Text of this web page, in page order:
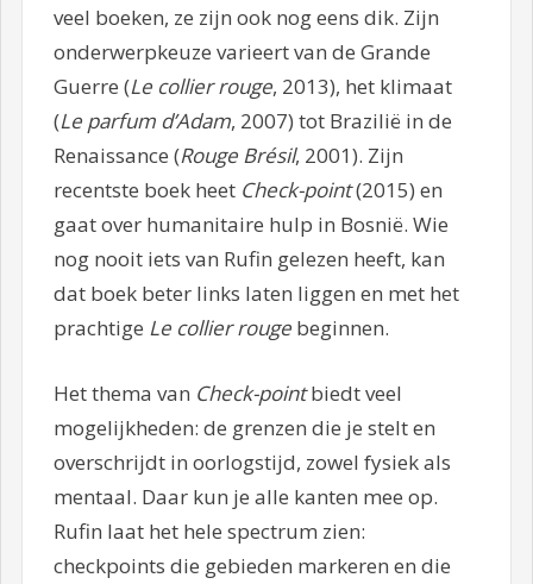
veel boeken, ze zijn ook nog eens dik. Zijn
onderwerpkeuze varieert van de Grande
Guerre (Le collier rouge, 2013), het klimaat
(Le parfum d’Adam, 2007) tot Brazilië in de
Renaissance (Rouge Brésil, 2001). Zijn
recentste boek heet Check-point(2015) en
gaat over humanitaire hulp in Bosnië. Wie
nog nooit iets van Rufin gelezen heeft, kan
dat boek beter links laten liggen en met het
prachtige Le collier rougebeginnen.
Het thema van Check-pointbiedt veel
mogelijkheden: de grenzen die je stelt en
overschrijdt in oorlogstijd, zowel fysiek als
mentaal. Daar kun je alle kanten mee op.
Rufin laat het hele spectrum zien:
checkpoints die gebieden markeren en die